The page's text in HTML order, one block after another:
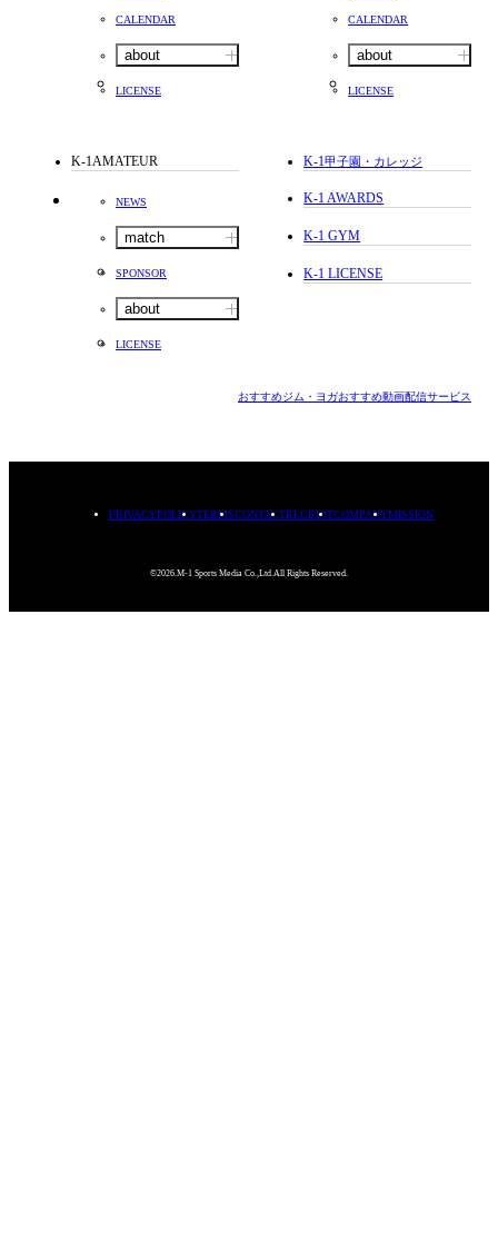
CALENDAR
about
LICENSE
CALENDAR
about
LICENSE
K-1AMATEUR
NEWS
match
SPONSOR
about
LICENSE
K-1甲子園・カレッジ
K-1 AWARDS
K-1 GYM
K-1 LICENSE
おすすめジム・ヨガおすすめ動画配信サービス
PRIVACYPOLICYTERMSCONTACTRECRUITCOMPANYMISSION
©2026.M-1 Sports Media Co.,Ltd.All Rights Reserved.